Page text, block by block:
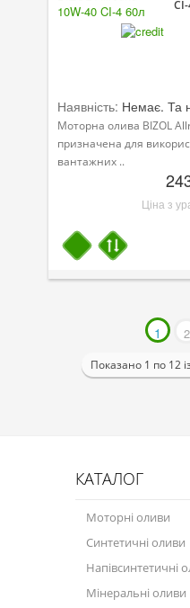
Наявність: Немає. Та
Моторна олива BIZOL
призначена для
вантажних ..
Ціна з
1 2
Показано 1 по 12
КАТАЛОГ
Моторні оливи
Синтетичні оливи
Напівсинтетичні
Мінеральні оливи